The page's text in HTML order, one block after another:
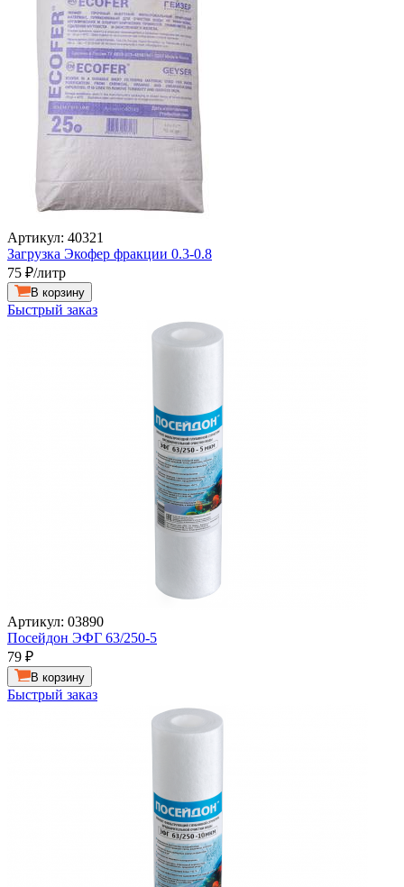
Артикул: 40321
Загрузка Экофер фракции 0.3-0.8
75 ₽/литр
В корзину
Быстрый заказ
Артикул: 03890
Посейдон ЭФГ 63/250-5
79 ₽
В корзину
Быстрый заказ